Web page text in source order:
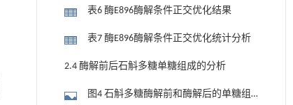
表6 酶E896酶解条件正交优化结果
表7 酶E896酶解条件正交优化统计分析
2.4 酶解前后石斛多糖单糖组成的分析
图4 石斛多糖酶解前和酶解后的单糖组